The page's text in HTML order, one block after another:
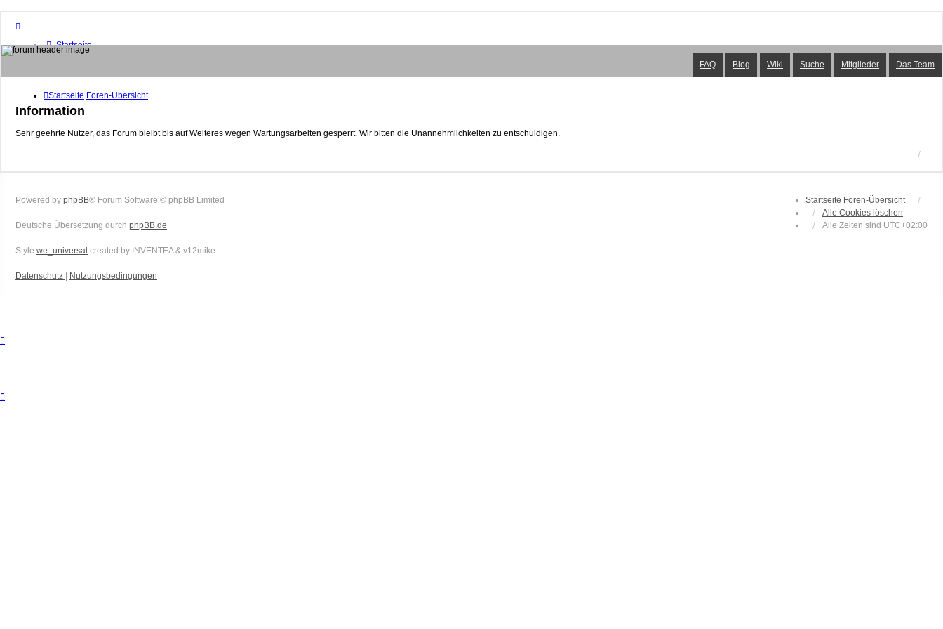
Startseite
Foren-Übersicht
Suche
Unbeantwortete Themen
Aktive Themen
Das Team
FAQ Blog Wiki Suche Mitglieder Das Team
Startseite Foren-Übersicht
Information
Sehr geehrte Nutzer, das Forum bleibt bis auf Weiteres wegen Wartungsarbeiten gesperrt. Wir bitten die Unannehmlichkeiten zu entschuldigen.
Startseite Foren-Übersicht
Alle Cookies löschen
Alle Zeiten sind UTC+02:00
Powered by phpBB® Forum Software © phpBB Limited
Deutsche Übersetzung durch phpBB.de
Style we_universal created by INVENTEA & v12mike
Datenschutz Nutzungsbedingungen